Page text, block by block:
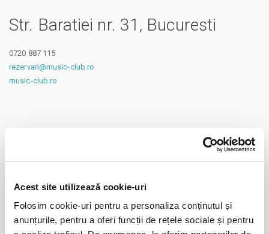
Acest site utilizează cookie-uri
Folosim cookie-uri pentru a personaliza conținutul și
anunțurile, pentru a oferi funcții de rețele sociale și pentru
Str. Baratiei nr. 31, Bucuresti
0720 887 115
rezervari@music-club.ro
music-club.ro